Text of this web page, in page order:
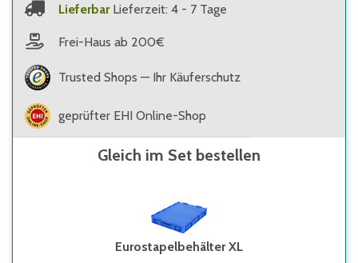
Lieferbar Lieferzeit: 4 - 7 Tage
Frei-Haus ab 200€
Trusted Shops — Ihr Käuferschutz
geprüfter EHI Online-Shop
Gleich im Set bestellen
Eurostapelbehälter XL